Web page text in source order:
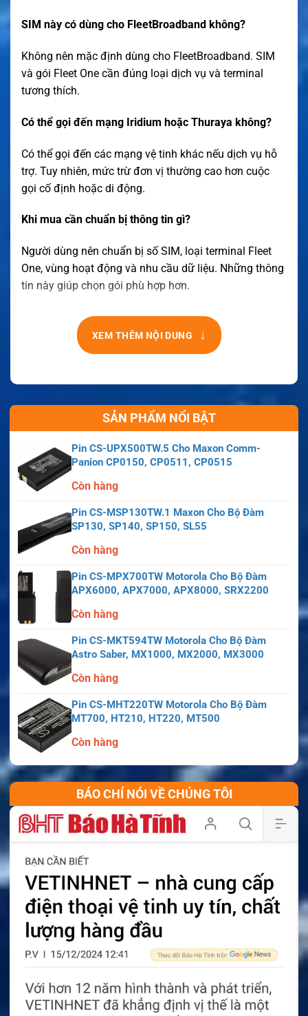
SIM này có dùng cho FleetBroadband không?
Không nên mặc định dùng cho FleetBroadband. SIM
và gói Fleet One cần đúng loại dịch vụ và terminal
tương thích.
Có thể gọi đến mạng Iridium hoặc Thuraya không?
Có thể gọi đến các mạng vệ tinh khác nếu dịch vụ hỗ
trợ. Tuy nhiên, mức trừ đơn vị thường cao hơn cuộc
gọi cố định hoặc di động.
Khi mua cần chuẩn bị thông tin gì?
Người dùng nên chuẩn bị số SIM, loại terminal Fleet
One, vùng hoạt động và nhu cầu dữ liệu. Những thông
tin này giúp chọn gói phù hợp hơn.
XEM THÊM NỘI DUNG ↓
SẢN PHẨM NỔI BẬT
Pin CS-UPX500TW.5 Cho Maxon Comm-
Panion CP0150, CP0511, CP0515
Còn hàng
Pin CS-MSP130TW.1 Maxon Cho Bộ Đàm
SP130, SP140, SP150, SL55
Còn hàng
Pin CS-MPX700TW Motorola Cho Bộ Đàm
APX6000, APX7000, APX8000, SRX2200
Còn hàng
Pin CS-MKT594TW Motorola Cho Bộ Đàm
Astro Saber, MX1000, MX2000, MX3000
Còn hàng
Pin CS-MHT220TW Motorola Cho Bộ Đàm
MT700, HT210, HT220, MT500
Còn hàng
BÁO CHÍ NÓI VỀ CHÚNG TÔI